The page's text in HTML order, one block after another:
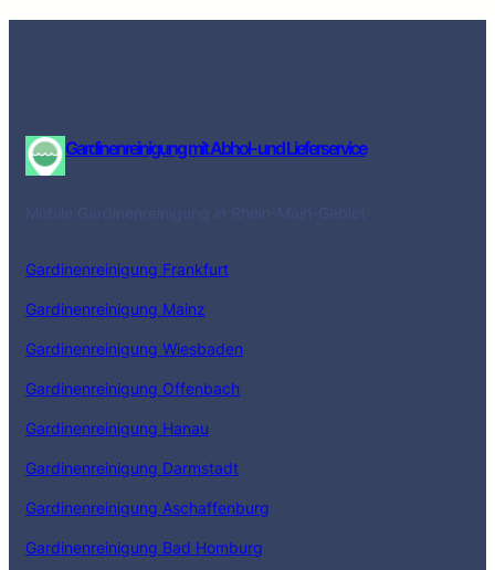
Gardinenreinigung mit Abhol- und Lieferservice
Mobile Gardinenreinigung in Rhein-Main-Gebiet
Gardinenreinigung Frankfurt
Gardinenreinigung Mainz
Gardinenreinigung Wiesbaden
Gardinenreinigung Offenbach
Gardinenreinigung Hanau
Gardinenreinigung Darmstadt
Gardinenreinigung Aschaffenburg
Gardinenreinigung Bad Homburg